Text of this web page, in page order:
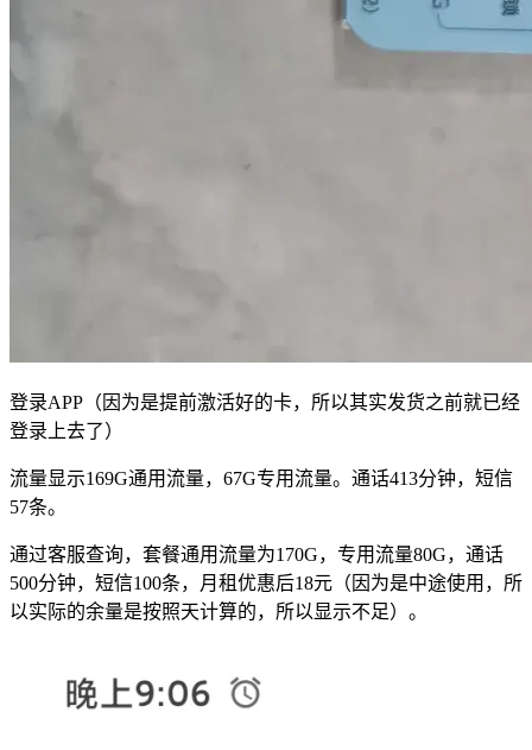
登录APP（因为是提前激活好的卡，所以其实发货之前就已经
登录上去了）
流量显示169G通用流量，67G专用流量。通话413分钟，短信
57条。
通过客服查询，套餐通用流量为170G，专用流量80G，通话
500分钟，短信100条，月租优惠后18元（因为是中途使用，所
以实际的余量是按照天计算的，所以显示不足）。